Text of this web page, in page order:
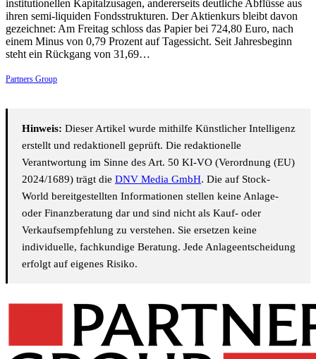
institutionellen Kapitalzusagen, andererseits deutliche Abflüsse aus
ihren semi-liquiden Fondsstrukturen. Der Aktienkurs bleibt davon
gezeichnet: Am Freitag schloss das Papier bei 724,80 Euro, nach
einem Minus von 0,79 Prozent auf Tagessicht. Seit Jahresbeginn
steht ein Rückgang von 31,69…
Partners Group
Hinweis: Dieser Artikel wurde mithilfe Künstlicher Intelligenz
erstellt und redaktionell geprüft. Die redaktionelle
Verantwortung im Sinne des Art. 50 KI-VO (Verordnung (EU)
2024/1689) trägt die DNV Media GmbH. Die auf Stock-
World bereitgestellten Informationen stellen keine Anlage-
oder Finanzberatung dar und sind nicht als Kauf- oder
Verkaufsempfehlung zu verstehen. Sie ersetzen keine
individuelle, fachkundige Beratung. Jede Anlageentscheidung
erfolgt auf eigenes Risiko.